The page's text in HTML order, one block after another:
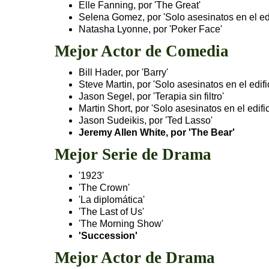
Elle Fanning, por 'The Great'
Selena Gomez, por 'Solo asesinatos en el
Natasha Lyonne, por 'Poker Face'
Mejor Actor de Comedia
Bill Hader, por 'Barry'
Steve Martin, por 'Solo asesinatos en el
Jason Segel, por 'Terapia sin filtro'
Martin Short, por 'Solo asesinatos en el
Jason Sudeikis, por 'Ted Lasso'
Jeremy Allen White, por 'The Bear'
Mejor Serie de Drama
'1923'
'The Crown'
'La diplomática'
'The Last of Us'
'The Morning Show'
'Succession'
Mejor Actor de Drama